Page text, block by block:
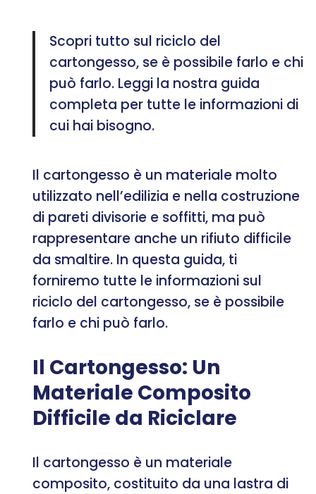
Scopri tutto sul riciclo del
cartongesso, se è possibile farlo e chi
può farlo. Leggi la nostra guida
completa per tutte le informazioni di
cui hai bisogno.
Il cartongesso è un materiale molto
utilizzato nell’edilizia e nella costruzione
di pareti divisorie e soffitti, ma può
rappresentare anche un rifiuto difficile
da smaltire. In questa guida, ti
forniremo tutte le informazioni sul
riciclo del cartongesso, se è possibile
farlo e chi può farlo.
Il Cartongesso: Un
Materiale Composito
Difficile da Riciclare
Il cartongesso è un materiale
composito, costituito da una lastra di